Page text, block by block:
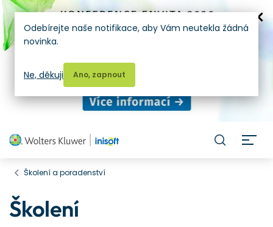
Školení a poradenství
Školení
Odebírejte naše notifikace, aby Vám neutekla žádná
novinka.
Ano, zapnout
Ne, děkuji